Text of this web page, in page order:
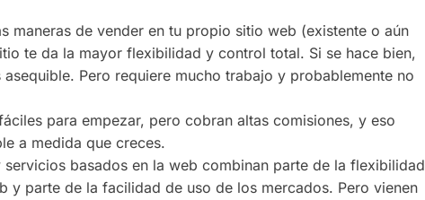
maneras de vender en tu propio sitio web (existente o aún
te da la mayor flexibilidad y control total. Si se hace bien,
Pero requiere mucho trabajo y probablemente no
para empezar, pero cobran altas comisiones, y eso
a medida que creces.
servicios basados en la web combinan parte de la flexibilidad
y parte de la facilidad de uso de los mercados. Pero vienen